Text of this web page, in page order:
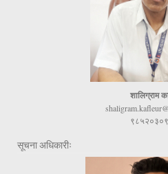
शालिग्राम
सूचना अधिकारीः